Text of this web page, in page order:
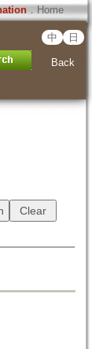
．Home
中 日
Back